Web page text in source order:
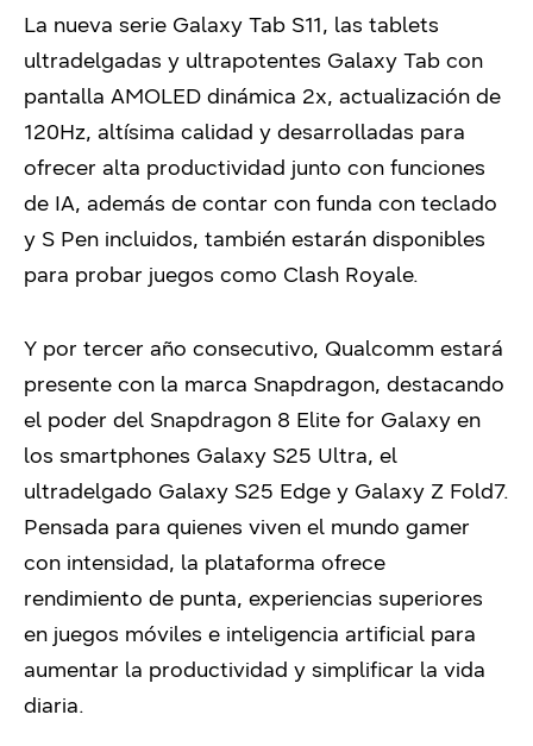
La nueva serie Galaxy Tab S11, las tablets
ultradelgadas y ultrapotentes Galaxy Tab con
pantalla AMOLED dinámica 2x, actualización de
120Hz, altísima calidad y desarrolladas para
ofrecer alta productividad junto con funciones
de IA, además de contar con funda con teclado
y S Pen incluidos, también estarán disponibles
para probar juegos como Clash Royale.
Y por tercer año consecutivo, Qualcomm estará
presente con la marca Snapdragon, destacando
el poder del Snapdragon 8 Elite for Galaxy en
los smartphones Galaxy S25 Ultra, el
ultradelgado Galaxy S25 Edge y Galaxy Z Fold7.
Pensada para quienes viven el mundo gamer
con intensidad, la plataforma ofrece
rendimiento de punta, experiencias superiores
en juegos móviles e inteligencia artificial para
aumentar la productividad y simplificar la vida
diaria.